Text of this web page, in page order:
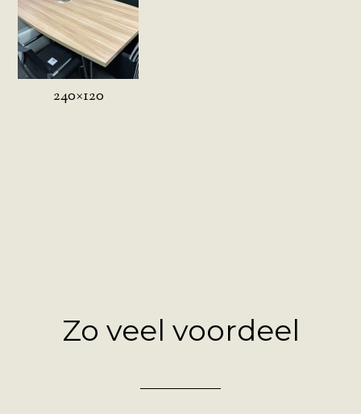
240×120
Zo veel voordeel